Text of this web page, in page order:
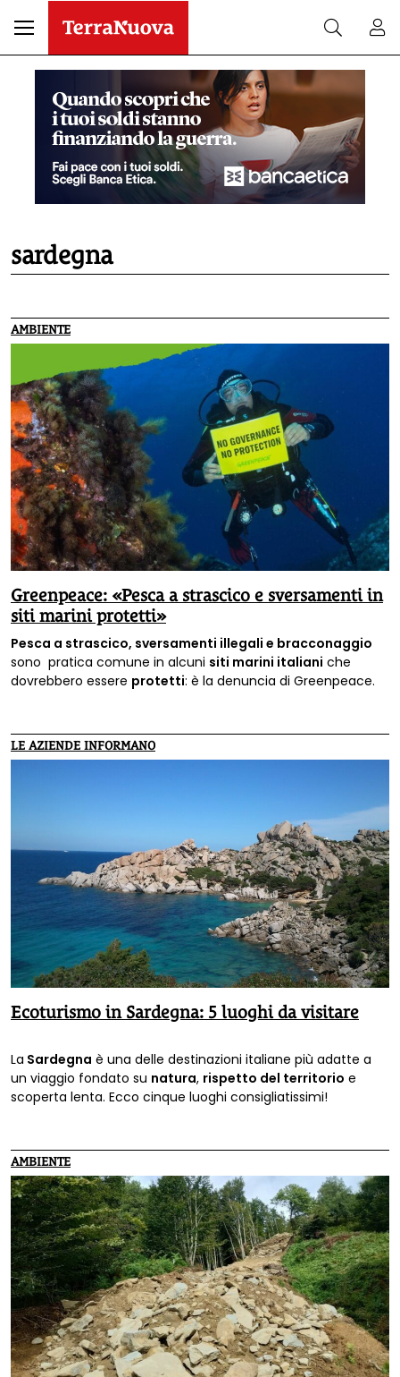
sardegna
AMBIENTE
Greenpeace: «Pesca a strascico e sversamenti in
siti marini protetti»
Pesca a strascico, sversamenti illegali e bracconaggio
sono pratica comune in alcuni siti marini italiani che
dovrebbero essere protetti: è la denuncia di Greenpeace.
LE AZIENDE INFORMANO
Ecoturismo in Sardegna: 5 luoghi da visitare
La Sardegna è una delle destinazioni italiane più adatte a
un viaggio fondato su natura, rispetto del territorio e
scoperta lenta. Ecco cinque luoghi consigliatissimi!
AMBIENTE